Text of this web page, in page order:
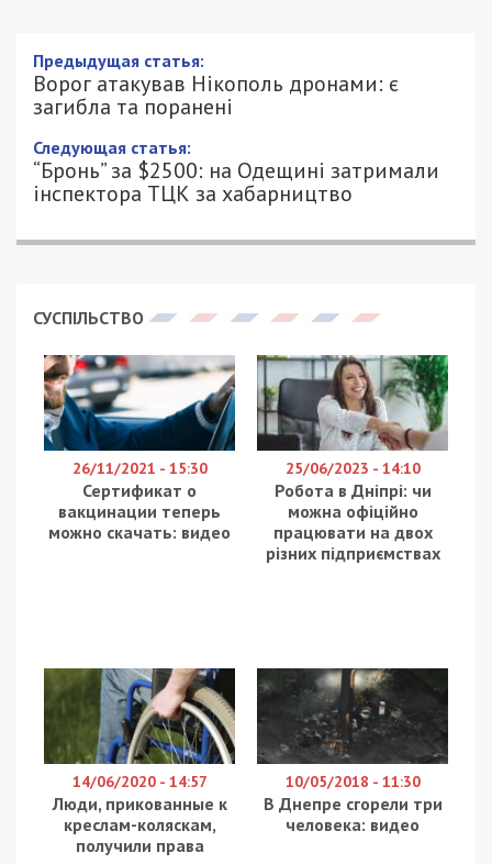
Ворог атакував Нікополь дронами: є
загибла та поранені
4/06/2025 - 19:24
ПЕТРО ЩУКІН - СПЕЦИАЛЬНО ДЛЯ
49000.COM.UA
787
У середу, 4 червня 2025 року, ворог атакував
Нікополь та район дронами та бив артилерією.
адміністрацію.
Пообіді через влучання ворожого FPV-дрону у
Нікополі постраждали четверо людей. Двоє
потерпілих госпіталізовані у тяжкому стані: 45-
річна жінка і 40-річний чоловік. Пізніше стало
відомо, щожінка померла у лікарні.Ще двоє
місцевих, яким по 34 роки, на амбулаторному
лікуванні.